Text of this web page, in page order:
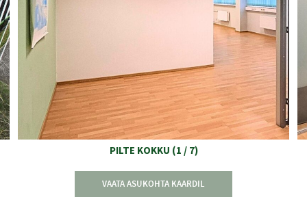
PILTE KOKKU (1 / 7)
VAATA ASUKOHTA KAARDIL